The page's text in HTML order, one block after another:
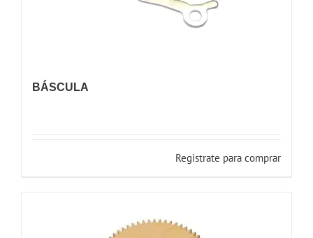
BÁSCULA
Registrate para comprar